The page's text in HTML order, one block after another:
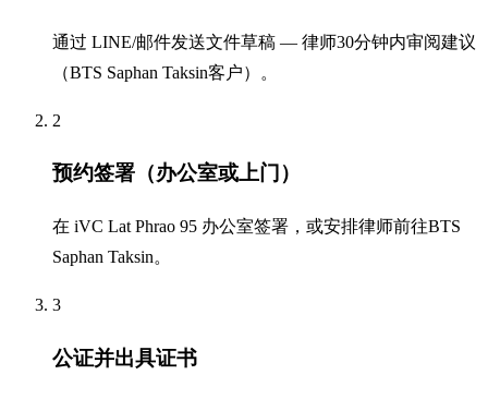
通过 LINE/邮件发送文件草稿 — 律师30分钟内审阅建议
（BTS Saphan Taksin客户）。
2
预约签署（办公室或上门）
在 iVC Lat Phrao 95 办公室签署，或安排律师前往BTS
Saphan Taksin。
3
公证并出具证书